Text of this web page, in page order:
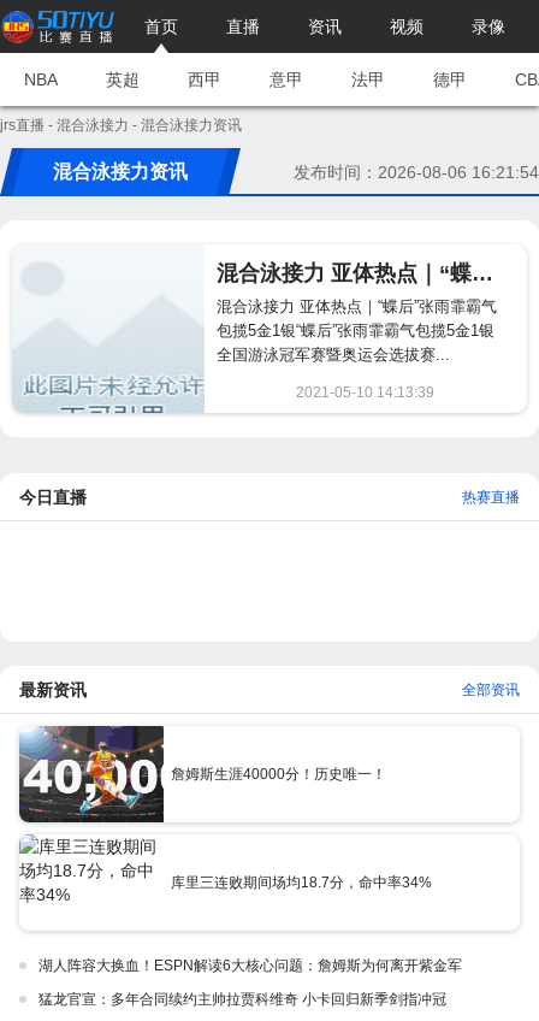
首页 直播 资讯 视频 录像
NBA 英超 西甲 意甲 法甲 德甲
jrs直播 - 混合泳接力 - 混合泳接力资讯
混合泳接力资讯 发布时间：2026-08-06 16:21:54
混合泳接力 亚体热点｜“蝶后”张雨霏霸气包揽5金1银
混合泳接力 亚体热点｜“蝶后”张雨霏霸气
包揽5金1银“蝶后”张雨霏霸气包揽5金1银
全国游泳冠军赛暨奥运会选拔赛...
2021-05-10 14:13:39
1972
今日直播 热赛直播
最新资讯 全部资讯
詹姆斯生涯40000分！历史唯一！
库里三连败期间场均18.7分，命中率34%
湖人阵容大换血！ESPN解读6大核心问题：詹姆斯为何离开紫金军
猛龙官宣：多年合同续约主帅拉贾科维奇 小卡回归新季剑指冲冠